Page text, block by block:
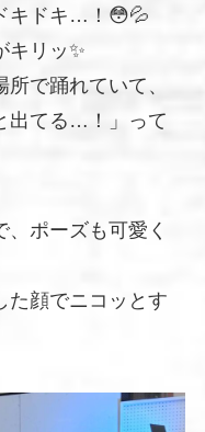
キドキ…！😳💦
キリッ✨
で踊れていて、
出てる…！」って
ポーズも可愛く
た顔でニコッとす